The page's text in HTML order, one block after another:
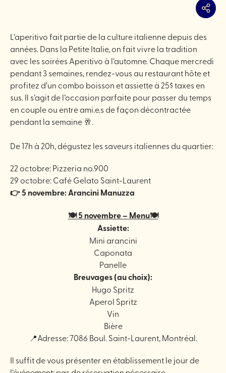
L’aperitivo fait partie de la culture italienne depuis des
années. Dans la Petite Italie, on fait vivre la tradition
avec les soirées Aperitivo à l’automne. Chaque mercredi
pendant 3 semaines, rendez-vous au restaurant hôte et
profitez d’un combo boisson et assiette à 25$ taxes en
sus. Il s’agit de l’occasion parfaite pour passer du temps
en couple ou entre ami.e.s de façon décontractée
pendant la semaine 🥂.
De 17h à 20h, dégustez les saveurs italiennes du quartier:
22 octobre: Pizzeria no.900
29 octobre: Café Gelato Saint-Laurent
👉 5 novembre: Arancini Manuzza
🍽️ 5 novembre – Menu🍽️
Assiette:
Mini arancini
Caponata
Panelle
Breuvages (au choix):
Hugo Spritz
Aperol Spritz
Vin
Bière
📍Adresse: 7086 Boul. Saint-Laurent, Montréal.
Il suffit de vous présenter en établissement le jour de